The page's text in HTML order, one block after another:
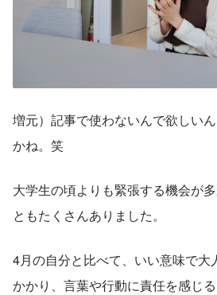
増元）記事で使わないんで欲しい
かね。笑
大学生の頃よりも緊張する機会が
ともたくさんありました。
4月の自分と比べて、いい意味で大
かかり、言葉や行動に責任を感じ